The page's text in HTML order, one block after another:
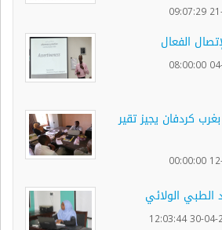
الفعال
كردفان يجيز تقير
الطبي الولائي